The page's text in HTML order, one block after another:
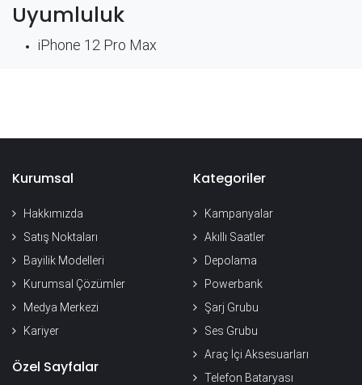
Uyumluluk
iPhone 12 Pro Max
Kurumsal
Hakkımızda
Satış Noktaları
Bayilik Modelleri
Kurumsal Çözümler
Medya Merkezi
Kariyer
Özel Sayfalar
Kategoriler
Kampanyalar
Akıllı Saatler
Depolama
Powerbank
Şarj Grubu
Ses Grubu
Araç İçi Aksesuarları
Telefon Bataryası